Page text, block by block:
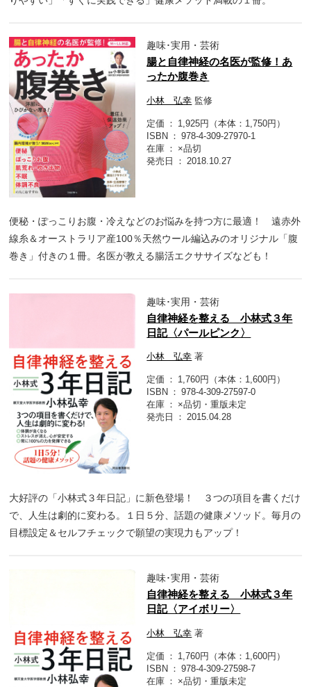
趣味･実用・芸術
腸と自律神経の名医が監修！あ
ったか腹巻き
小林 弘幸 監修
定価
1,925円（本体：1,750円）
ISBN
978-4-309-27970-1
在庫
×品切
発売日
2018.10.27
便秘・ぽっこりお腹・冷えなどのお悩みを持つ方に最適！ 遠赤外
線糸＆オーストラリア産100％天然ウール編込みのオリジナル「腹
巻き」付きの１冊。名医が教える腸活エクササイズなども！
趣味･実用・芸術
自律神経を整える 小林式３年
日記〈パールピンク〉
小林 弘幸 著
定価
1,760円（本体：1,600円）
ISBN
978-4-309-27597-0
在庫
×品切・重版未定
発売日
2015.04.28
大好評の「小林式３年日記」に新色登場！ ３つの項目を書くだけ
で、人生は劇的に変わる。１日５分、話題の健康メソッド。毎月の
目標設定＆セルフチェックで願望の実現力もアップ！
趣味･実用・芸術
自律神経を整える 小林式３年
日記〈アイボリー〉
小林 弘幸 著
定価
1,760円（本体：1,600円）
ISBN
978-4-309-27598-7
在庫
×品切・重版未定